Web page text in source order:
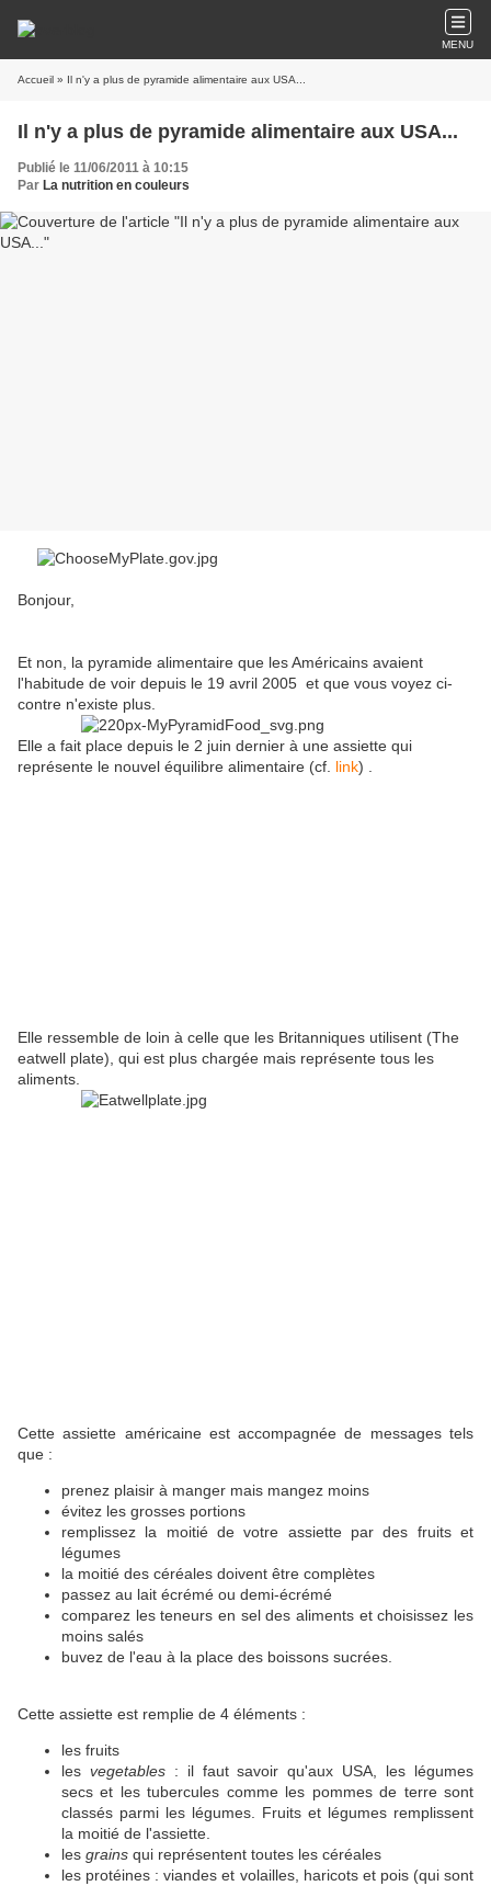
MENU
Accueil » Il n'y a plus de pyramide alimentaire aux USA...
Il n'y a plus de pyramide alimentaire aux USA...
Publié le 11/06/2011 à 10:15
Par La nutrition en couleurs
Bonjour,
Et non, la pyramide alimentaire que les Américains avaient
l'habitude de voir depuis le 19 avril 2005 et que vous voyez ci-
contre n'existe plus.
Elle a fait place depuis le 2 juin dernier à une assiette qui
représente le nouvel équilibre alimentaire (cf. link) .
Elle ressemble de loin à celle que les Britanniques utilisent (The
eatwell plate), qui est plus chargée mais représente tous les
aliments.
Cette assiette américaine est accompagnée de messages tels
que :
prenez plaisir à manger mais mangez moins
évitez les grosses portions
remplissez la moitié de votre assiette par des fruits et
légumes
la moitié des céréales doivent être complètes
passez au lait écrémé ou demi-écrémé
comparez les teneurs en sel des aliments et choisissez les
moins salés
buvez de l'eau à la place des boissons sucrées.
Cette assiette est remplie de 4 éléments :
les fruits
les vegetables: il faut savoir qu'aux USA, les légumes
secs et les tubercules comme les pommes de terre sont
classés parmi les légumes. Fruits et légumes remplissent
la moitié de l'assiette.
les grains qui représentent toutes les céréales
les protéines : viandes et volailles, haricots et pois (qui sont